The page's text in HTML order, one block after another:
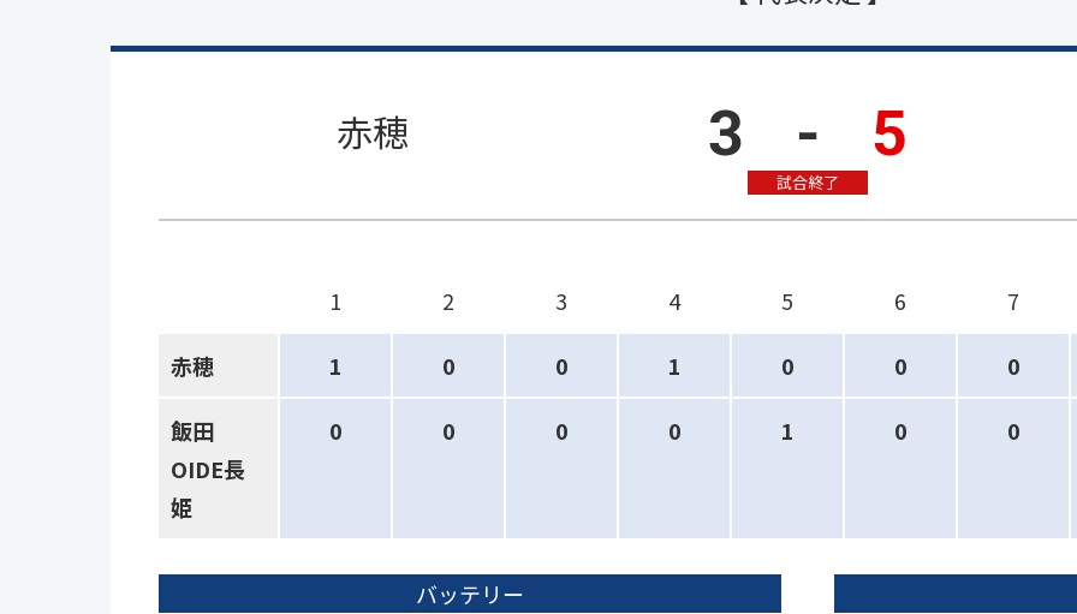
赤穂 3 - 5
試合終了
1 2 3 4 5 6 7
赤穂 1 0 0 1 0 0 0
飯田
OIDE長
姫
0 0 0 0 1 0 0
バッテリー